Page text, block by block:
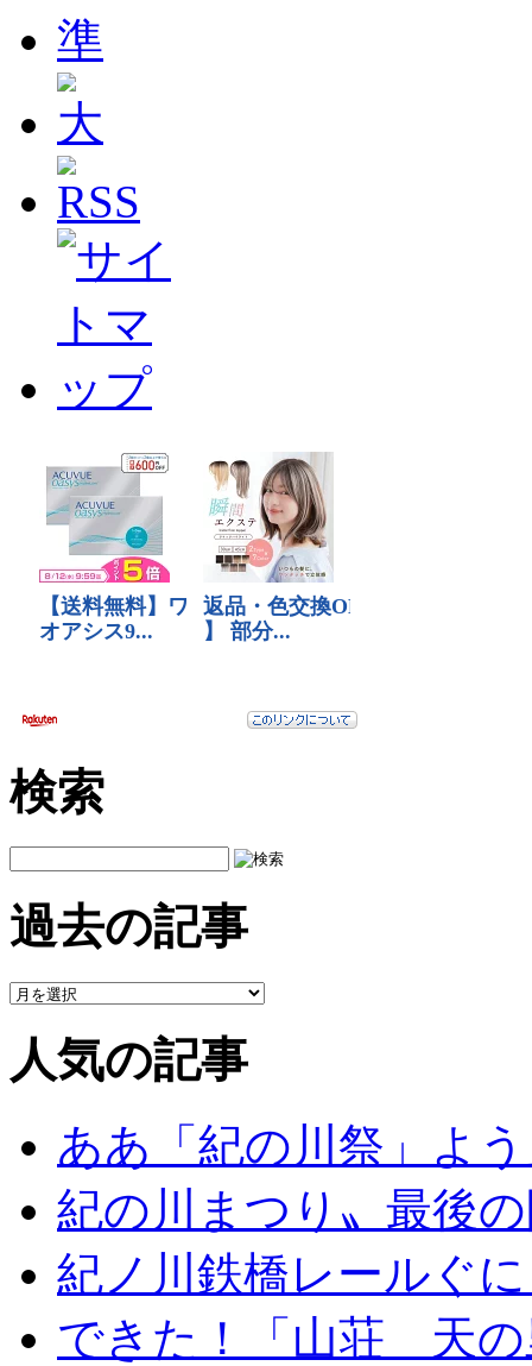
検索
過去の記事
人気の記事
ああ「紀の川祭」よ
紀の川まつり〟最後
紀ノ川鉄橋レールぐ
できた！「山荘 天の